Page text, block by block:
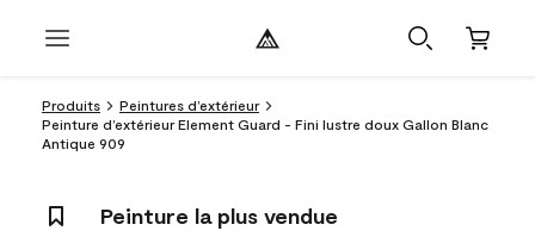
Produits
Peintures d’extérieur
Peinture d’extérieur Element Guard - Fini lustre doux Gallon Blanc
Antique 909
Peinture la plus vendue